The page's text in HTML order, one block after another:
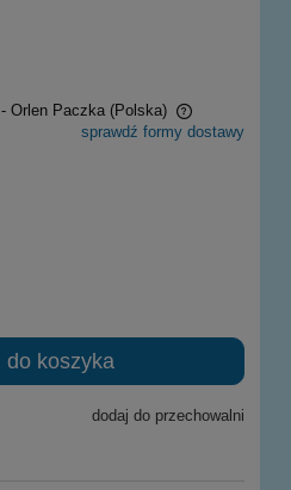
- Orlen Paczka (Polska)
kosztów płatności
sprawdź formy dostawy
do koszyka
dodaj do przechowalni